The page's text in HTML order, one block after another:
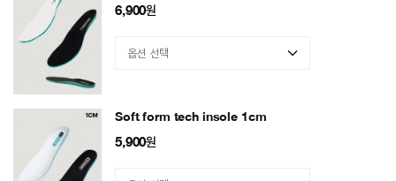
6,900원
Soft form tech insole 1cm
5,900원